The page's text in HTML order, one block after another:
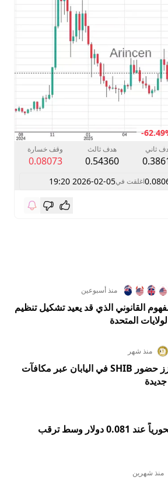
-
ثاني هدف ثالث
0.54360
وقف خسارة
0.08073
اغلقت في2026-02-05 19:20
Skip
منذ أسبوعين
القانوني الذي قد يعيد تشكيل تنظيم
المتحدة
منذ شهر
Rakuten Wallet تعزز حضور SHIB في اليابان عبر مكافآت
دوجكوين تختبر دعماً محورياً عند 0.081 دولار وسط ترقب
منذ شهرين